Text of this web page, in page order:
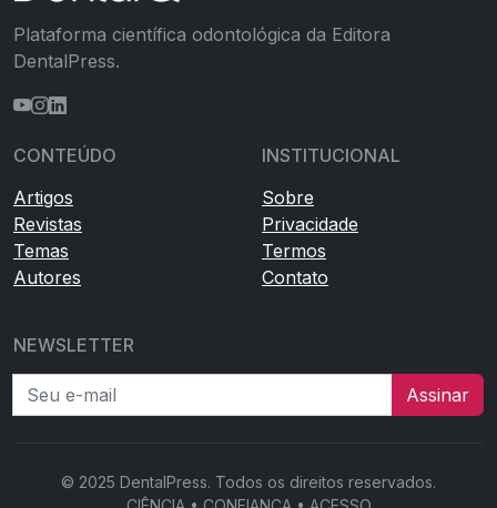
Plataforma científica odontológica da Editora
DentalPress.
CONTEÚDO
Artigos
Revistas
Temas
Autores
INSTITUCIONAL
Sobre
Privacidade
Termos
Contato
NEWSLETTER
Seu e-mail
Assinar
© 2025 DentalPress. Todos os direitos reservados.